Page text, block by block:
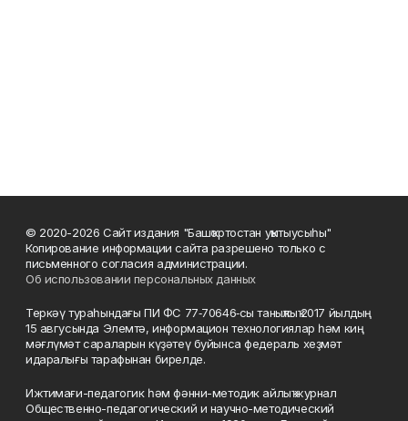
© 2020-2026 Сайт издания "Башҡортостан уҡытыусыһы"
Копирование информации сайта разрешено только с
письменного согласия администрации.
Об использовании персональных данных
Теркәү тураһындағы ПИ ФС 77‑70646‑сы таныҡлыҡ 2017 йылдың
15 авгусында Элемтә, информацион технологиялар һәм киң
мәғлүмәт сараларын күҙәтеү буйынса федераль хеҙмәт
идаралығы тарафынан бирелде.
Ижтимағи-педагогик һәм фәнни-методик айлыҡ журнал
Общественно-педагогический и научно-методический